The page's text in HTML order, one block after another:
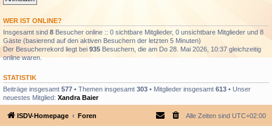
WER IST ONLINE?
Insgesamt sind 8 Besucher online :: 0 sichtbare Mitglieder, 0 unsichtbare Mitglieder und 8
Gäste (basierend auf den aktiven Besuchern der letzten 5 Minuten)
Der Besucherrekord liegt bei 935 Besuchern, die am Do 28. Mai 2026, 10:37 gleichzeitig
online waren.
STATISTIK
Beiträge insgesamt 577 • Themen insgesamt 303 • Mitglieder insgesamt 613 • Unser
neuestes Mitglied: Xandra Baier
ISDV-Homepage Foren Alle Zeiten sind UTC+02:00